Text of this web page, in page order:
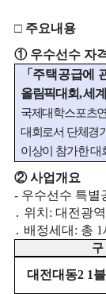
□ 주요내용
① 우수선수 자
「 주택공급에
올림픽대회,세
국제대학스포츠
대회로서 단체경
이상이 참가한 대
②사업개요
- 우수선수 특별
․ 위치 : 대전광
․ 배정세대 : 총 1
대전대동2 1